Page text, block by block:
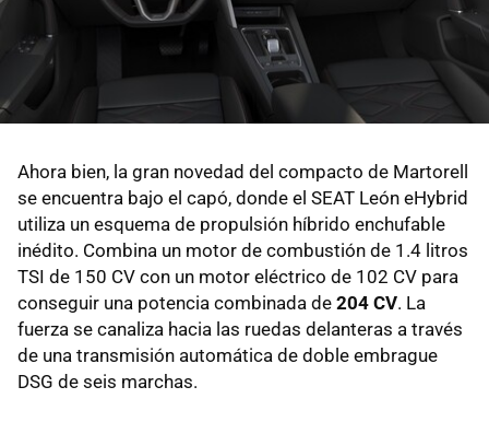
Ahora bien, la gran novedad del compacto de Martorell
se encuentra bajo el capó, donde el SEAT León eHybrid
utiliza un esquema de propulsión híbrido enchufable
inédito. Combina un motor de combustión de 1.4 litros
TSI de 150 CV con un motor eléctrico de 102 CV para
conseguir una potencia combinada de 204 CV. La
fuerza se canaliza hacia las ruedas delanteras a través
de una transmisión automática de doble embrague
DSG de seis marchas.